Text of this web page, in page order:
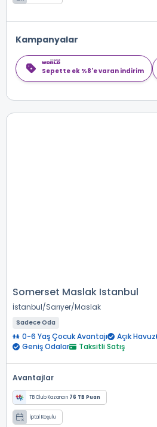
Kampanyalar
Sepette ek %8'e varan indirim
Somerset Maslak Istanbul
İstanbul Sarıyer Maslak
Sadece Oda
0-6 Yaş Çocuk Avantajı Açık Havuz
Geniş Odalar
Taksitli Satış
Avantajlar
TB Club Kazancın 76 TB Puan
İptal Koşulu